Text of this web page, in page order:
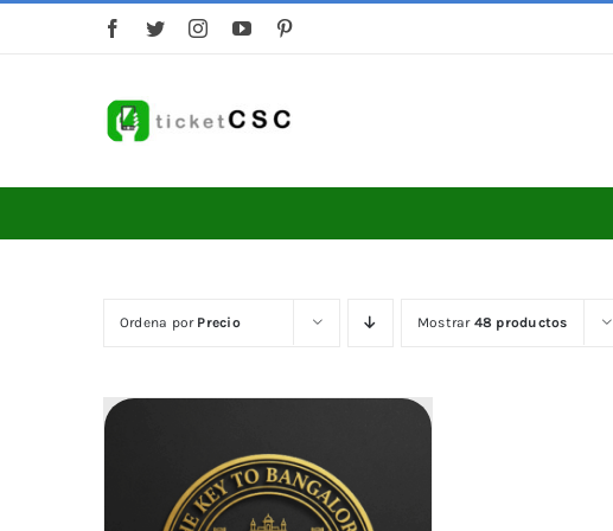
Ordena por Precio Mostrar 48 productos